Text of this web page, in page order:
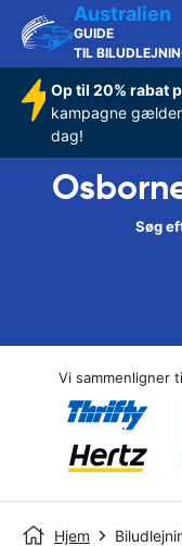
Australien
GUIDE
TIL
Op til 20% rabat
kampagne
dag!
Søg
Vi sammenligner
Hjem